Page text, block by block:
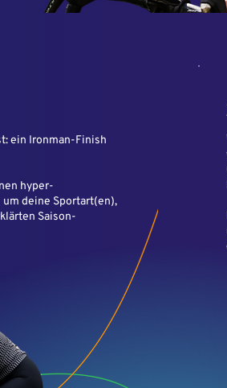
ein Ironman-Finish
hyper-
deine Sportart(en),
Saison-